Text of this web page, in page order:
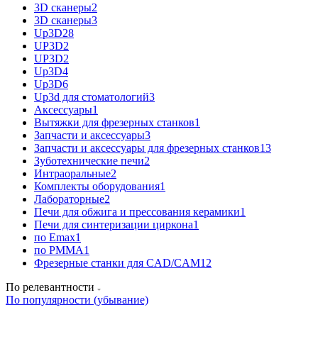
3D сканеры2
3D сканеры3
Up3D28
UP3D2
UP3D2
Up3D4
Up3D6
Up3d для стоматологий3
Аксессуары1
Вытяжки для фрезерных станков1
Запчасти и аксессуары3
Запчасти и аксессуары для фрезерных станков13
Зуботехнические печи2
Интраоральные2
Комплекты оборудования1
Лабораторные2
Печи для обжига и прессования керамики1
Печи для синтеризации циркона1
по Emax1
по PMMA1
Фрезерные станки для CAD/CAM12
По релевантности
По популярности (убывание)